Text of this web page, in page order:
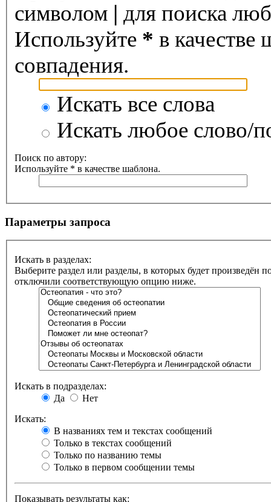
символом | для поиска
Используйте * в качестве
совпадения.
Искать все слова
Искать любое слово/
Поиск по автору:
Используйте * в качестве шаблона.
Параметры запроса
Искать в разделах:
Выберите раздел или разделы, в которых будет произведён
отключили соответствующую опцию ниже.
Искать в подразделах:
Да
Нет
Искать:
В названиях тем и текстах сообщений
Только в текстах сообщений
Только по названию темы
Только в первом сообщении темы
Показывать результаты как: